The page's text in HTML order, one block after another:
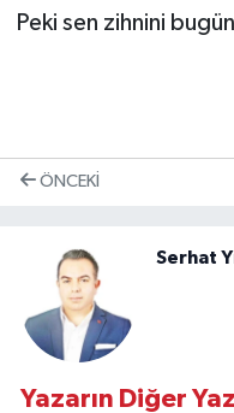
Peki sen zihnini
ÖNCEKI
Serhat
Yazarın Diğer